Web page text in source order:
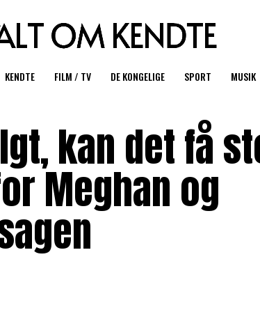
KENDTE FILM / TV DE KONGELIGE SPORT MUSIK
kan det få
Meghan og